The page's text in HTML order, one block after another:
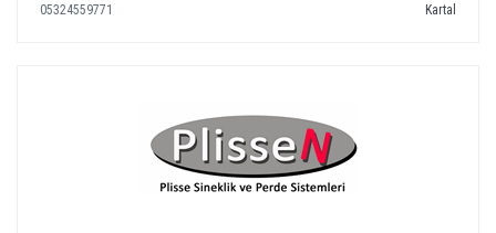
05324559771
Kartal